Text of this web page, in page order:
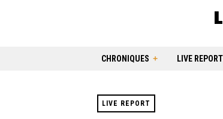
CHRONIQUES LIVE
LIVE REPORT